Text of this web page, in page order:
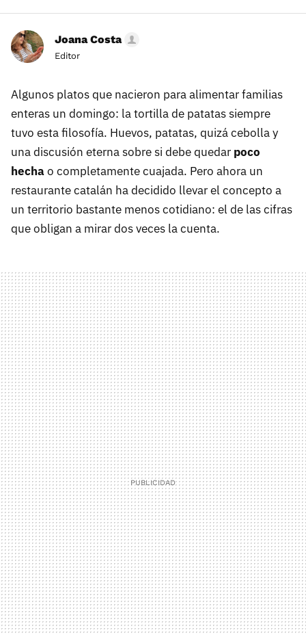
Joana Costa
Editor
Algunos platos que nacieron para alimentar familias
enteras un domingo: la tortilla de patatas siempre
tuvo esta filosofía. Huevos, patatas, quizá cebolla y
una discusión eterna sobre si debe quedar poco
hechao completamente cuajada. Pero ahora un
restaurante catalán ha decidido llevar el concepto a
un territorio bastante menos cotidiano: el de las cifras
que obligan a mirar dos veces la cuenta.